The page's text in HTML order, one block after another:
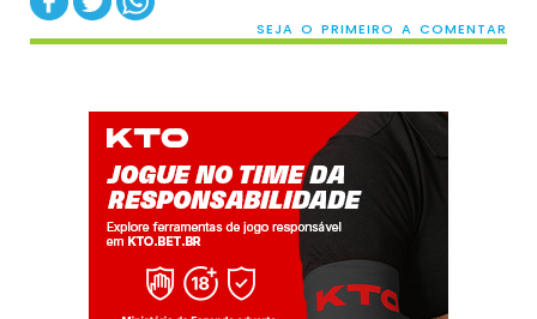
SEJA O PRIMEIRO A COMENTAR